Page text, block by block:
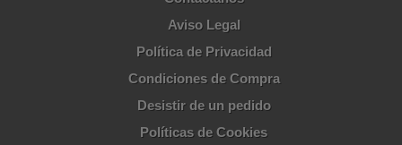
Aviso Legal
Política de Privacidad
Condiciones de Compra
Desistir de un pedido
Políticas de Cookies